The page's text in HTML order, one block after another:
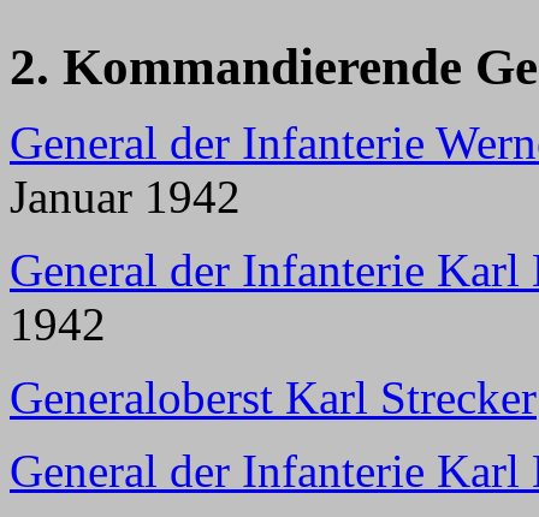
2. Kommandierende
General der Infanterie
Januar 1942
General der Infanterie
1942
Generaloberst Karl Strecker
General der Infanterie